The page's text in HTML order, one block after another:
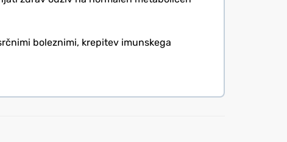
boleznimi, krepitev imunskega